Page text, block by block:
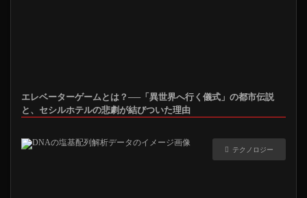
エレベーターゲームとは？──「異世界へ行く儀式」の都市伝説
と、セシルホテルの悲劇が結びついた理由
テクノロジー